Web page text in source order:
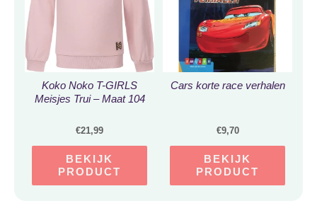
Koko Noko T-GIRLS
Meisjes Trui – Maat 104
€21,99
BEKIJK
PRODUCT
Cars korte race verhalen
€9,70
BEKIJK
PRODUCT